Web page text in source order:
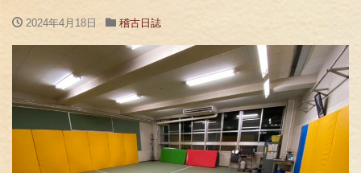
2024年4月18日 稽古日誌